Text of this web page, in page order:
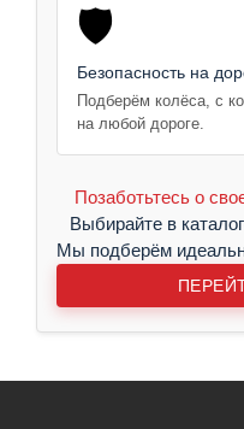
🛡️
Безопасность на
Подберём колёса, с
на любой дороге.
Позаботьтесь о
Выбирайте в
Мы подберём